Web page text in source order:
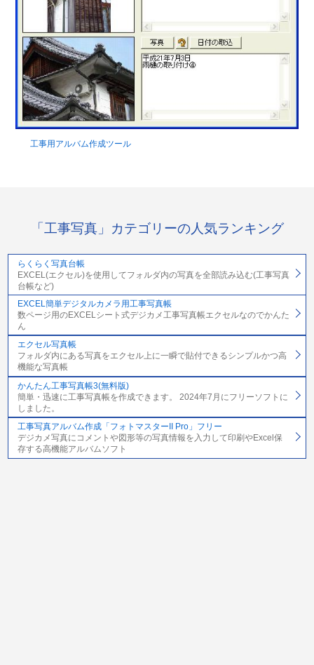
工事用アルバム作成ツール
「工事写真」カテゴリーの人気ランキング
らくらく写真台帳
EXCEL(エクセル)を使用してフォルダ内の写真を全部読み込む(工事写真
台帳など)
EXCEL簡単デジタルカメラ用工事写真帳
数ページ用のEXCELシート式デジカメ工事写真帳エクセルなのでかんた
ん
エクセル写真帳
フォルダ内にある写真をエクセル上に一瞬で貼付できるシンプルかつ高
機能な写真帳
かんたん工事写真帳3(無料版)
簡単・迅速に工事写真帳を作成できます。 2024年7月にフリーソフトに
しました。
工事写真アルバム作成「フォトマスターII Pro」フリー
デジカメ写真にコメントや図形等の写真情報を入力して印刷やExcel保
存する高機能アルバムソフト